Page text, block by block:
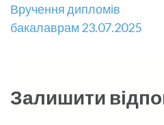
Навігація
записів
Вручення дипломів
бакалаврам 23.07.2025
Залишити